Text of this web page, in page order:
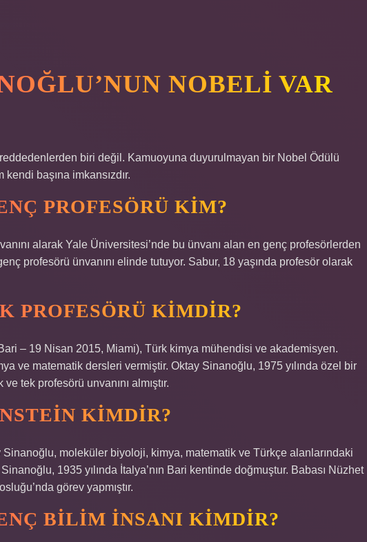
NOBELI VAR
biri değil. Kamuoyuna duyurulmayan bir Nobel Ödülü
başına imkansızdır.
PROFESÖRÜ KIM?
alarak Yale Üniversitesi’nde bu ünvanı alan en genç profesörlerden
profesörü ünvanını elinde tutuyor. Sabur, 18 yaşında profesör olarak
PROFESÖRÜ KIMDIR?
– 19 Nisan 2015, Miami), Türk kimya mühendisi ve akademisyen.
ve matematik dersleri vermiştir. Oktay Sinanoğlu, 1975 yılında özel bir
tek profesörü unvanını almıştır.
KIMDIR?
Sinanoğlu, moleküler biyoloji, kimya, matematik ve Türkçe alanlarındaki
1935 yılında İtalya’nın Bari kentinde doğmuştur. Babası Nüzhet
görev yapmıştır.
BILIM INSANI KIMDIR?